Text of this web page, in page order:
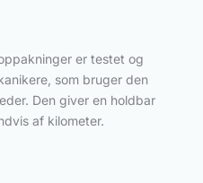
er testet og
som bruger den
Den giver en holdbar
af kilometer.